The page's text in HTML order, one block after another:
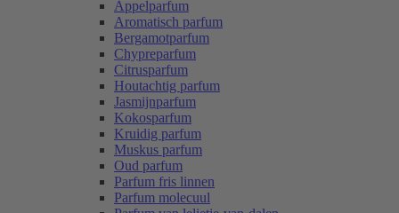
Appelparfum
Aromatisch parfum
Bergamotparfum
Chypreparfum
Citrusparfum
Houtachtig parfum
Jasmijnparfum
Kokosparfum
Kruidig parfum
Muskus parfum
Oud parfum
Parfum fris linnen
Parfum molecuul